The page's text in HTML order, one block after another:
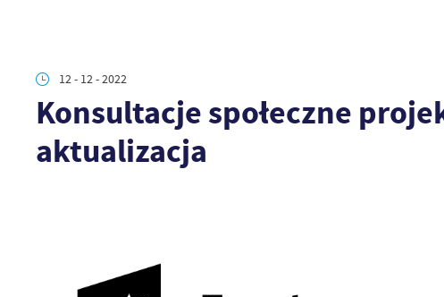
12 - 12 - 2022
Konsultacje społeczne
aktualizacja